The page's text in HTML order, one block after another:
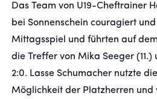
FANSHOP
KONTAKT
Das Team von U19-Cheftrainer
bei Sonnenschein couragiert
Mittagsspiel und führten auf
die Treffer von Mika Seeger
2:0. Lasse Schumacher nutzte
Möglichkeit der Platzherren